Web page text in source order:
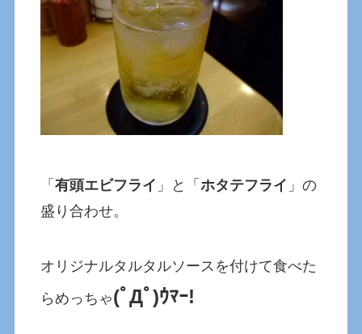
「有頭エビフライ 」と「ホタテフライ 」の
盛り合わせ。
オリジナルタルタルソースを付けて食べた
らめっちゃ(ﾟДﾟ)ｳﾏｰ!